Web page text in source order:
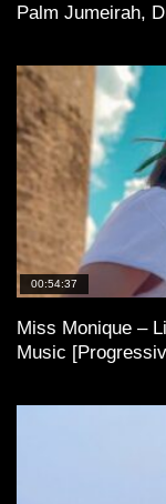
Palm Jumeirah,
00:54:37
Miss Monique –
Music